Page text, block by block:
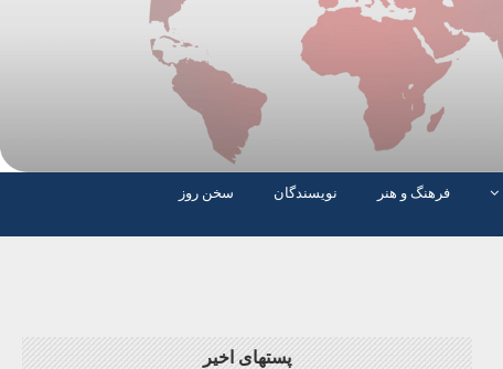
فرهنگ و هنر نویسندگان
سخن روز
پستهای اخیر